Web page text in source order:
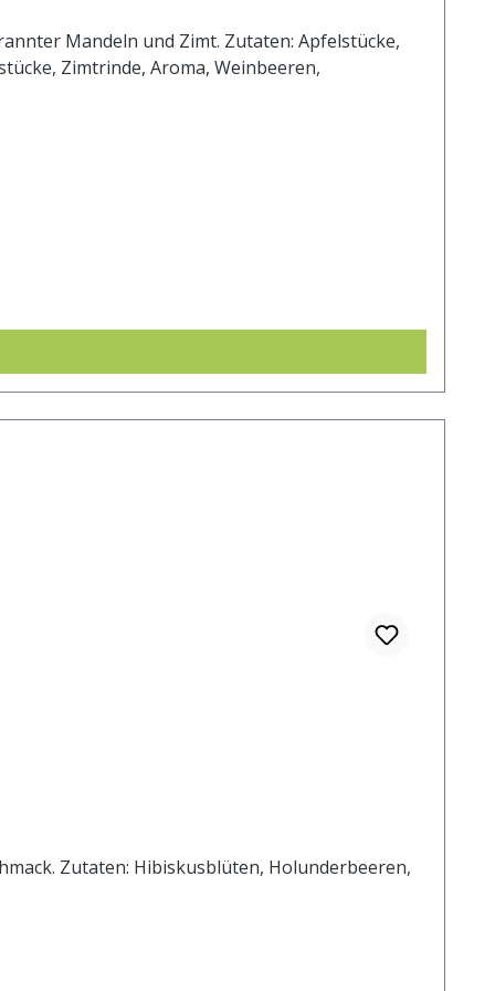
Mandeln und Zimt. Zutaten: Apfelstücke,
Zimtrinde, Aroma, Weinbeeren,
Zutaten: Hibiskusblüten, Holunderbeeren,